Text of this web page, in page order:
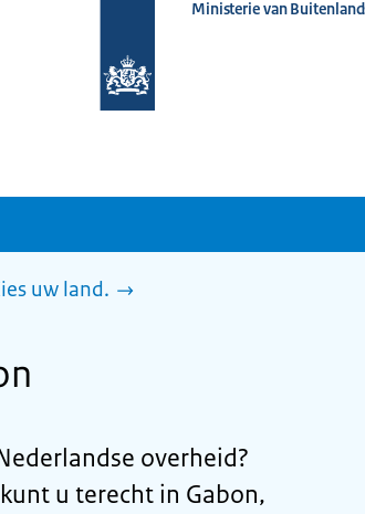
homepage
Ministerie van
uw land.
overheid?
u terecht in Gabon,